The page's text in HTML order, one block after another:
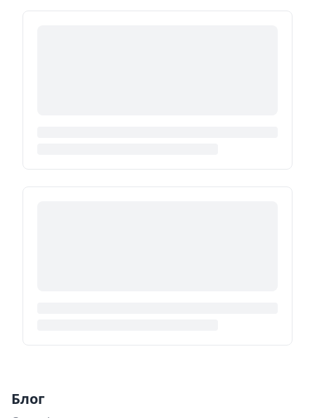
Блог